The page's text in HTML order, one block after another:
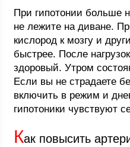
При гипотонии больше
не лежите на диване.
кислород к мозгу и
быстрее. После
здоровый. Утром
Если вы не страдаете
включить в режим и
гипотоники чувствуют
Как повысить